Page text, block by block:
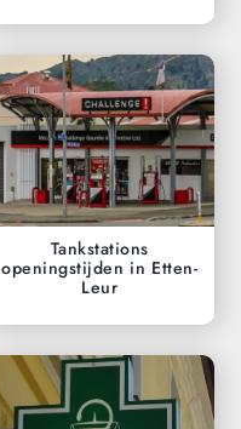
Tankstations
openingstijden in Etten-
Leur